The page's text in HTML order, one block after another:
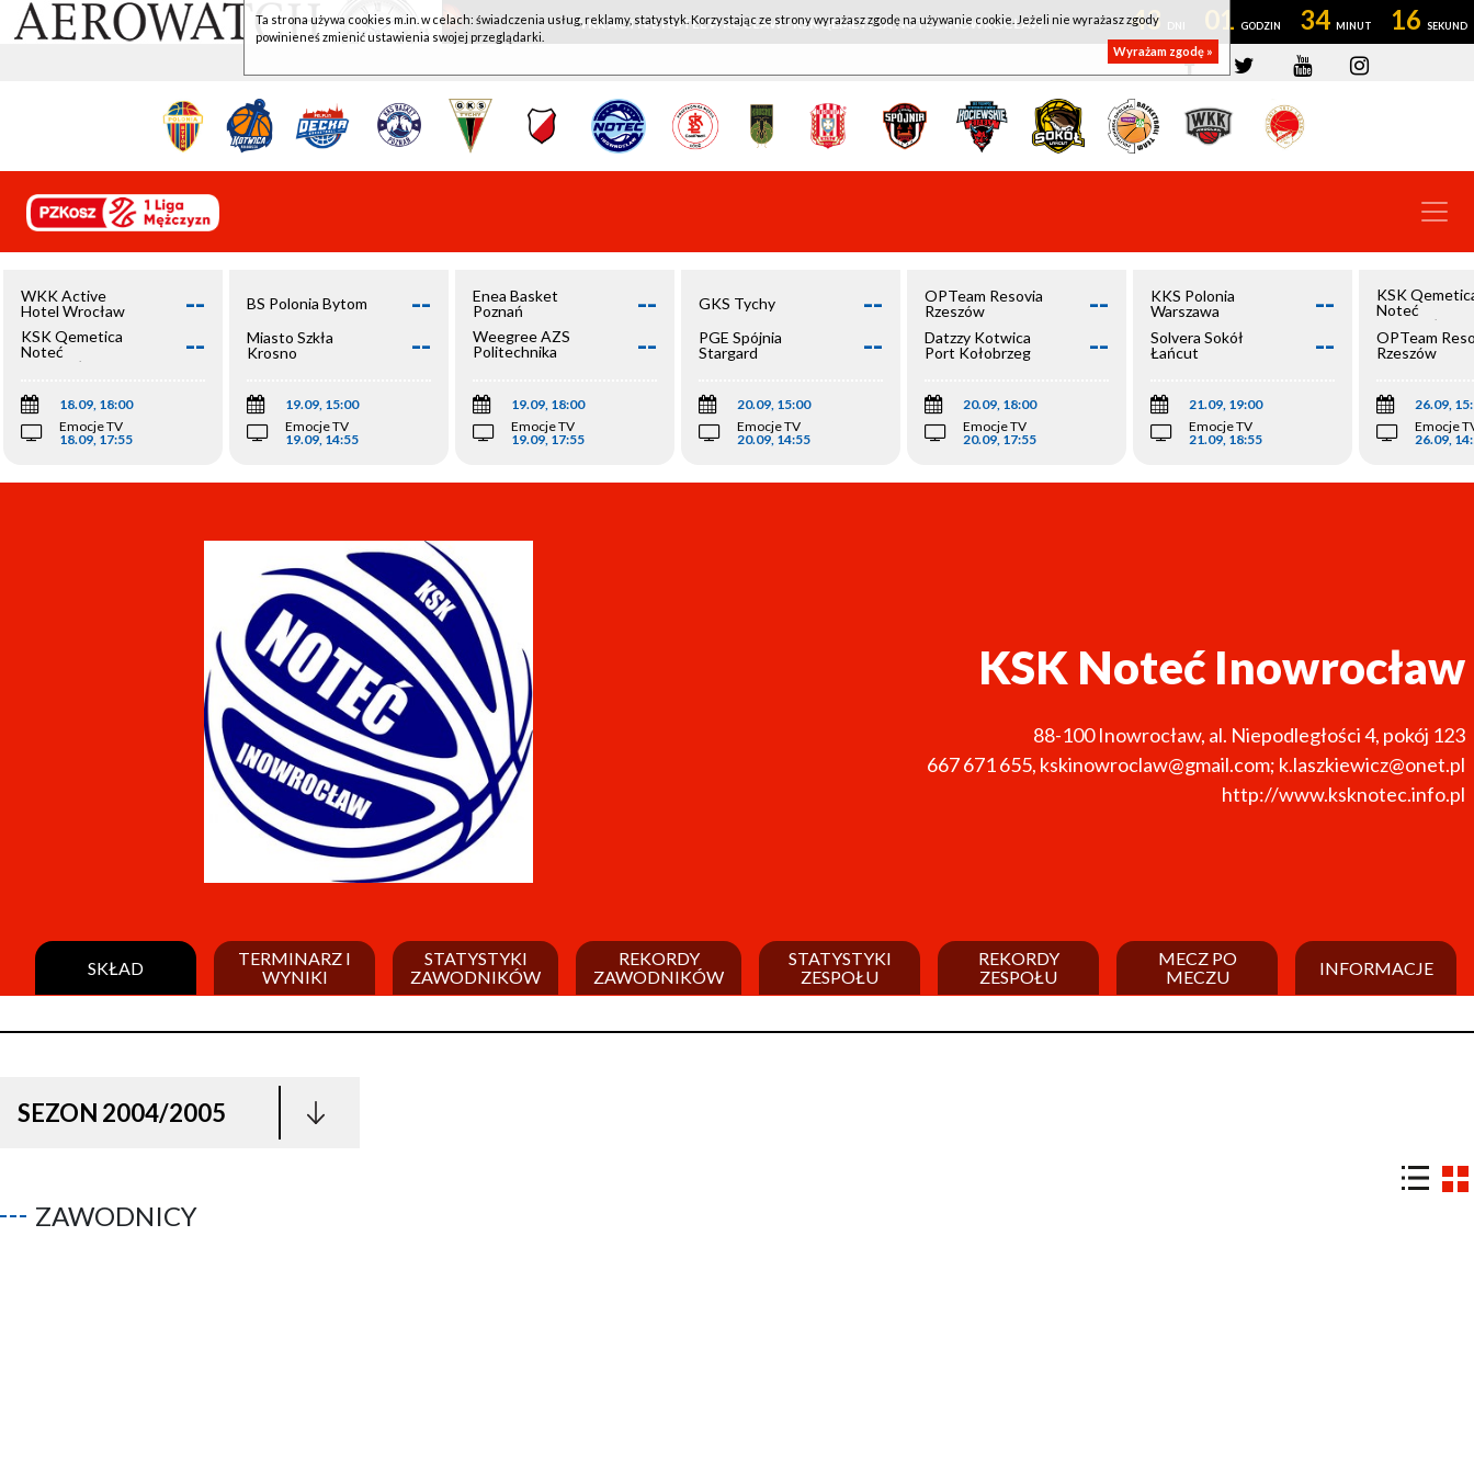
WKK ACTIVE HOTEL WROCŁAW - KSK QEMETICA NOTEĆ INOWROCŁAW 43 01 34 16
WKK Active
Hotel Wrocław
--
KSK Qemetica
Noteć
Inowrocław
--
18.09, 18:00
Emocje TV
18.09, 17:55
BS Polonia Bytom --
Miasto Szkła
Krosno
--
19.09, 15:00
Emocje TV
19.09, 14:55
Enea Basket
Poznań
--
Weegree AZS
Politechnika
--
19.09, 18:00
Emocje TV
19.09, 17:55
GKS Tychy --
PGE Spójnia
Stargard
--
20.09, 15:00
Emocje TV
20.09, 14:55
OPTeam Resovia
Rzeszów
--
Datzzy Kotwica
Port Kołobrzeg
--
20.09, 18:00
Emocje TV
20.09, 17:55
KKS Polonia
Warszawa
--
Solvera Sokół
Łańcut
--
21.09, 19:00
Emocje TV
21.09, 18:55
KSK
Noteć
Inowrocław
OPTeam
Rzeszów
26.09,
Emocje
26.09,
KSK Noteć Inowrocław
88-100 Inowrocław, al. Niepodległości 4, pokój 123
667 671 655, kskinowroclaw@gmail.com; k.laszkiewicz@onet.pl
http://www.ksknotec.info.pl
SKŁAD
TERMINARZ I
WYNIKI
STATYSTYKI
ZAWODNIKÓW
REKORDY
ZAWODNIKÓW
STATYSTYKI
ZESPOŁU
REKORDY
ZESPOŁU
MECZ PO
MECZU
INFORMACJE
SEZON 2004/2005
ZAWODNICY
Ta strona używa cookies m.in. w celach: świadczenia usług, reklamy, statystyk. Korzystając ze strony wyrażasz zgodę na używanie cookie. Jeżeli nie wyrażasz zgody
powinieneś zmienić ustawienia swojej przeglądarki.
Wyrażam zgodę »